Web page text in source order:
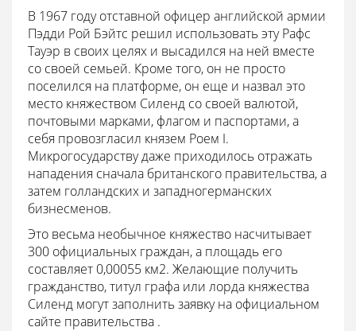
В 1967 году отставной офицер английской армии
Пэдди Рой Бэйтс решил использовать эту Рафс
Тауэр в своих целях и высадился на ней вместе
со своей семьей. Кроме того, он не просто
поселился на платформе, он еще и назвал это
место княжеством Силенд со своей валютой,
почтовыми марками, флагом и паспортами, а
себя провозгласил князем Роем I.
Микрогосударству даже приходилось отражать
нападения сначала британского правительства, а
затем голландских и западногерманских
бизнесменов.
Это весьма необычное княжество насчитывает
300 официальных граждан, а площадь его
составляет 0,00055 км2. Желающие получить
гражданство, титул графа или лорда княжества
Силенд могут заполнить заявку на официальном
сайте правительства .